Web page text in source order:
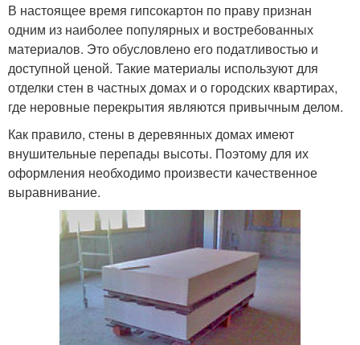
В настоящее время гипсокартон по праву признан
одним из наиболее популярных и востребованных
материалов. Это обусловлено его податливостью и
доступной ценой. Такие материалы используют для
отделки стен в частных домах и о городских квартирах,
где неровные перекрытия являются привычным делом.
Как правило, стены в деревянных домах имеют
внушительные перепады высоты. Поэтому для их
оформления необходимо произвести качественное
выравнивание.